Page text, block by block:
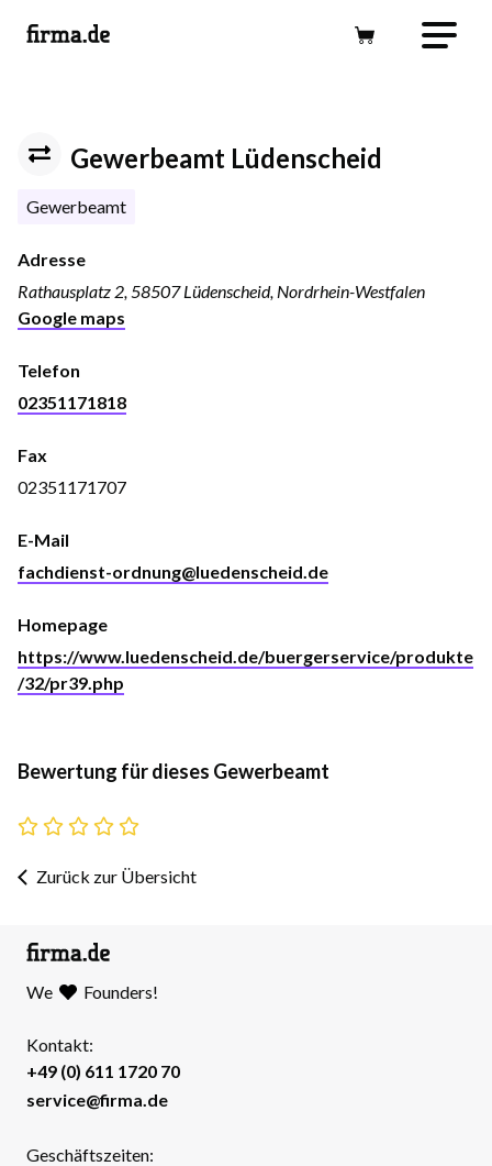
Gewerbeamt Lüdenscheid
Gewerbeamt
Adresse
Rathausplatz 2, 58507 Lüdenscheid, Nordrhein-Westfalen
Google maps
Telefon
02351171818
Fax
02351171707
E-Mail
fachdienst-ordnung@luedenscheid.de
Homepage
https://www.luedenscheid.de/buergerservice/produkte
/32/pr39.php
Bewertung für dieses Gewerbeamt
Zurück zur Übersicht
We Founders!
Kontakt:
+49 (0) 611 1720 70
service@firma.de
Geschäftszeiten: